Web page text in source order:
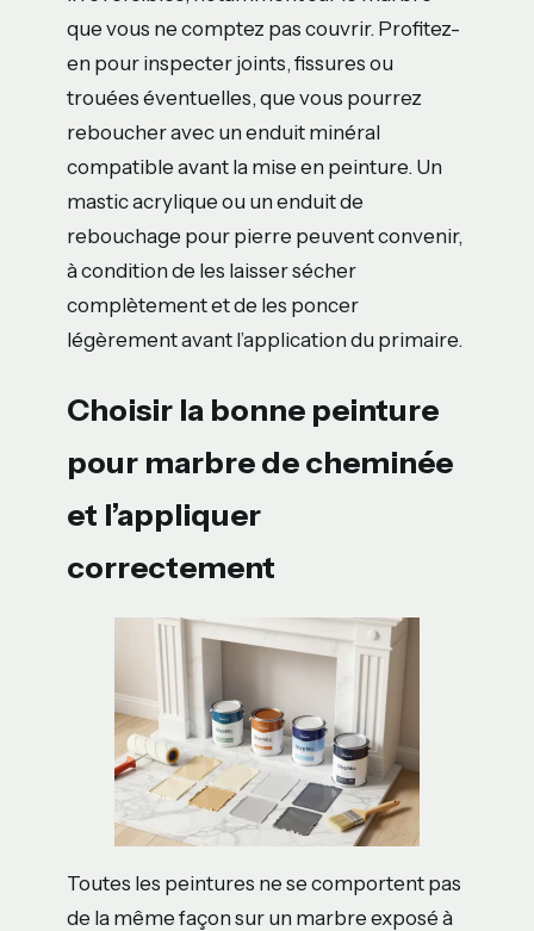
que vous ne comptez pas couvrir. Profitez-
en pour inspecter joints, fissures ou
trouées éventuelles, que vous pourrez
reboucher avec un enduit minéral
compatible avant la mise en peinture. Un
mastic acrylique ou un enduit de
rebouchage pour pierre peuvent convenir,
à condition de les laisser sécher
complètement et de les poncer
légèrement avant l’application du primaire.
Choisir la bonne peinture
pour marbre de cheminée
et l’appliquer
correctement
Toutes les peintures ne se comportent pas
de la même façon sur un marbre exposé à